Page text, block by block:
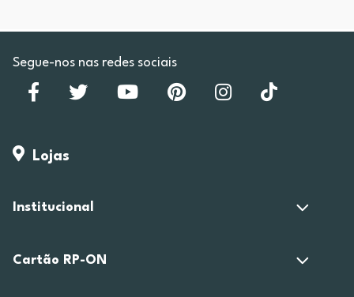
Segue-nos nas redes sociais
Lojas
Institucional
Cartão RP-ON